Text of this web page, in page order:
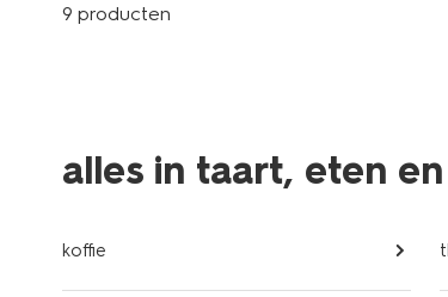
9 producten
alles in taart, eten
koffie